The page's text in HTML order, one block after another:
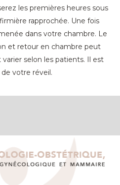
les premières heures sous
rapprochée. Une fois
dans votre chambre. Le
et retour en chambre peut
selon les patients. Il est
votre réveil.